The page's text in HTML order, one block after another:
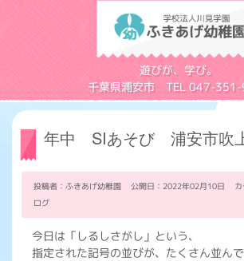
遊びが、学び。
千葉県浦安市 TEL 047-
年中 SIあそび 浦安市吹
投稿者：ふきあげ幼稚園 公開日：2022年02月10日 カ
ログ
今日は「しるしさがし」という、
指定された記号の並びが、たくさん並ん